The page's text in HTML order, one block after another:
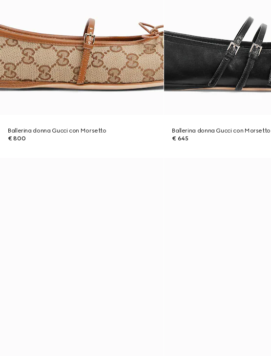
Ballerina donna Gucci con Morsetto
€ 800
Ballerina donna Gucci con Morsetto
€ 645